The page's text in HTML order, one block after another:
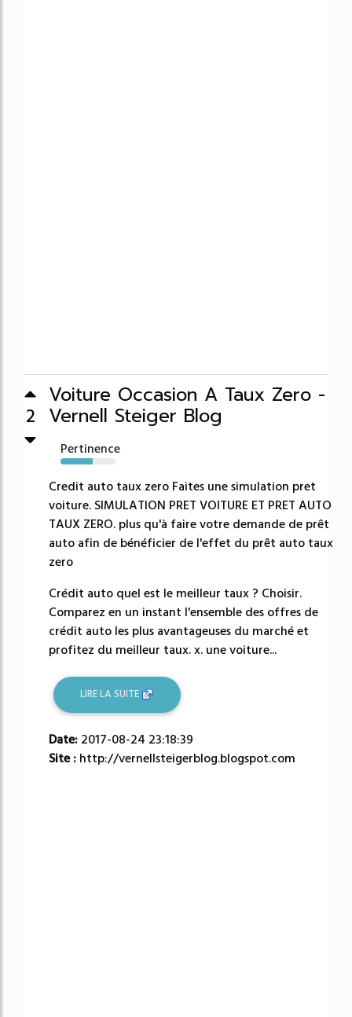
2
Voiture Occasion A Taux Zero -
Vernell Steiger Blog
Pertinence
59%
Credit auto taux zero Faites une simulation pret
voiture. SIMULATION PRET VOITURE ET PRET AUTO
TAUX ZERO. plus qu'à faire votre demande de prêt
auto afin de bénéficier de l'effet du prêt auto taux
zero
Crédit auto quel est le meilleur taux ? Choisir.
Comparez en un instant l'ensemble des offres de
crédit auto les plus avantageuses du marché et
profitez du meilleur taux. x. une voiture...
LIRE LA SUITE
Date: 2017-08-24 23:18:39
Site : http://vernellsteigerblog.blogspot.com